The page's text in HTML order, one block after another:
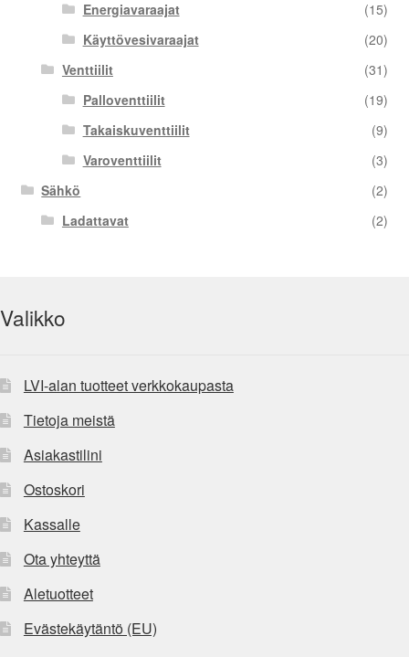
Energiavaraajat
(15)
Käyttövesivaraajat
(20)
Venttiilit
(31)
Palloventtiilit
(19)
Takaiskuventtiilit
(9)
Varoventtiilit
(3)
Sähkö
(2)
Ladattavat
(2)
Valikko
LVI-alan tuotteet verkkokaupasta
Tietoja meistä
Asiakastilini
Ostoskori
Kassalle
Ota yhteyttä
Aletuotteet
Evästekäytäntö (EU)